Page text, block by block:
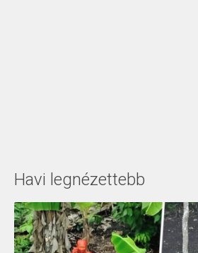
Havi legnézettebb